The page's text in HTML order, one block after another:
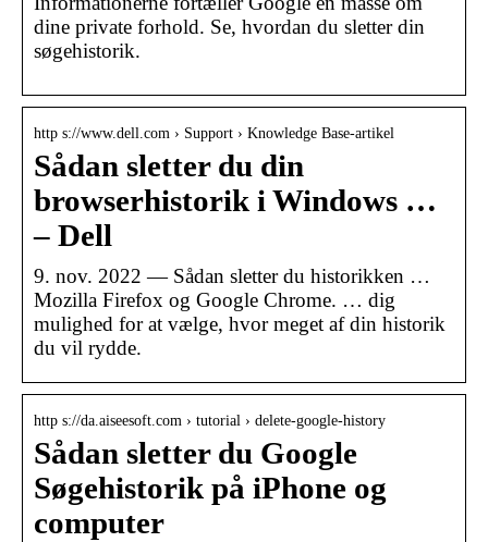
dine private forhold. Se, hvordan du sletter din
søgehistorik.
http s://www.dell.com › Support › Knowledge Base-artikel
Sådan sletter du din
browserhistorik i Windows …
– Dell
9. nov. 2022 — Sådan sletter du historikken …
Mozilla Firefox og Google Chrome. … dig
mulighed for at vælge, hvor meget af din historik
du vil rydde.
http s://da.aiseesoft.com › tutorial › delete-google-history
Sådan sletter du Google
Søgehistorik på iPhone og
computer